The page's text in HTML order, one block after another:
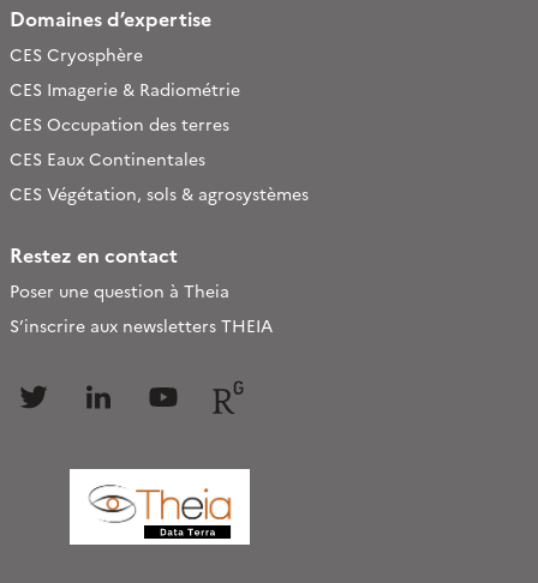
Domaines d’expertise
CES Cryosphère
CES Imagerie & Radiométrie
CES Occupation des terres
CES Eaux Continentales
CES Végétation, sols & agrosystèmes
Restez en contact
Poser une question à Theia
S’inscrire aux newsletters THEIA
Follow Follow